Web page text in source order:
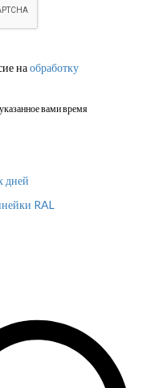
наобработку
вами время
дней
RAL